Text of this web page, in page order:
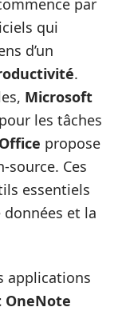
par
qui
d’un
.
Microsoft
les tâches
propose
Ces
essentiels
et la
applications
OneNote